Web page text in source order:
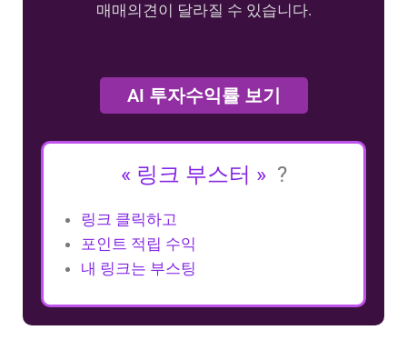
매매의견이 달라질 수 있습니다.
AI 투자수익률 보기
« 링크 부스터 » ?
링크 클릭하고
포인트 적립 수익
내 링크는 부스팅